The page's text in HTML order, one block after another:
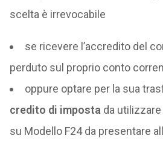
scelta è irrevocabile
se ricevere l’accredito del
perduto sul proprio conto
oppure optare per la sua
credito di imposta da
su Modello F24 da presentare